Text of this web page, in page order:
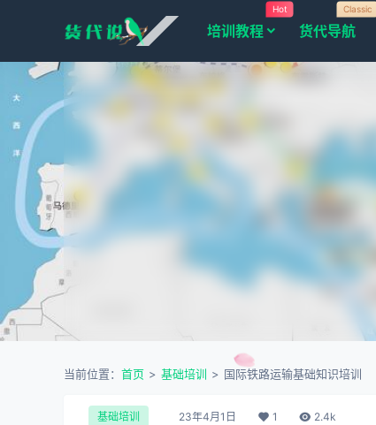
培训教程
Hot
货代导航
Classic
当前位置： 首页 > 基础培训 > 国际铁路运输基础知识培训
基础培训 23年4月1日 1 2.4k